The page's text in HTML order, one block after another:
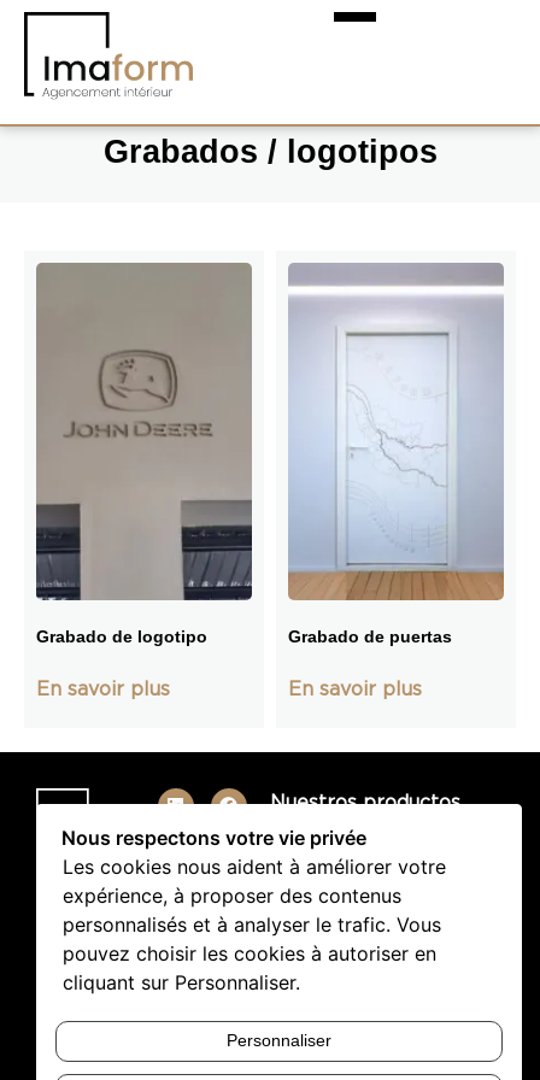
Grabados / logotipos
Grabado de logotipo
En savoir plus
Grabado de puertas
En savoir plus
Nuestros productos
Agencement d’intérieur
Châssis vitrés
Plafonds acoustiques
Portes invisibles
Trappes invisibles
Sobre nosotros
Contacto y servicio posventa
Nous respectons votre vie privée
Les cookies nous aident à améliorer votre
expérience, à proposer des contenus
personnalisés et à analyser le trafic. Vous
pouvez choisir les cookies à autoriser en
cliquant sur Personnaliser.
Personnaliser